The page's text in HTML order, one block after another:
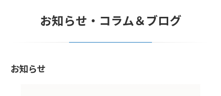
お知らせ・コラム＆ブログ
お知らせ